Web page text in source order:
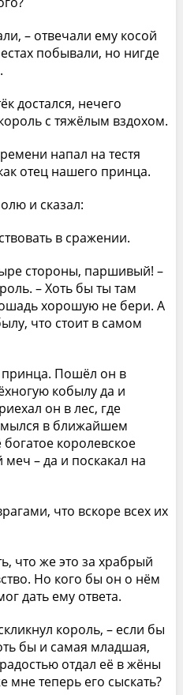
– отвечали ему косой
побывали, но нигде
достался, нечего
с тяжёлым вздохом.
напал на тестя
отец нашего принца.
и сказал:
в сражении.
стороны, паршивый! –
– Хоть бы ты там
хорошую не бери. А
что стоит в самом
принца. Пошёл он в
кобылу да и
он в лес, где
в ближайшем
королевское
– да и поскакал на
что вскоре всех их
что же это за храбрый
Но кого бы он о нём
дать ему ответа.
король, – если бы
бы и самая младшая,
отдал её в жёны
мне теперь его сыскать?